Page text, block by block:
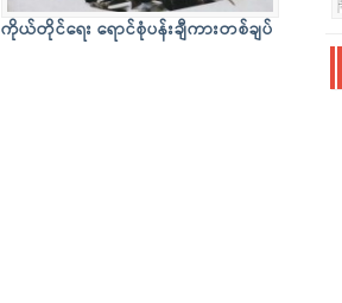
ကိုယ်တိုင်ရေး ရောင်စုံပန်းချီကားတစ်ချပ်